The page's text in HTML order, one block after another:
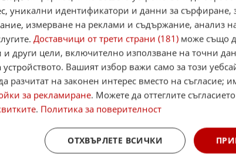
Поставете оценка:
Оценка3.5от
канал Viber,X
уникални идентификатори и данни за сърфиране,
измерване на реклами и съдържание, анализ
Доставчици от трети страни (181) може също
и други цели, включително използване на точни
устройството. Вашият избор важи само за този
разчитат на законен интерес вместо на съгласие;
за рекламиране. Можете да оттеглите
. Политика за поверителност
ОТХВЪРЛЕТЕ ВСИЧКИ